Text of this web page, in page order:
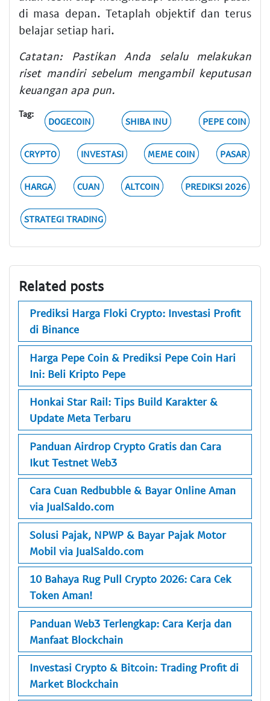
di masa depan. Tetaplah objektif dan terus
belajar setiap hari.
Catatan: Pastikan Anda selalu melakukan
riset mandiri sebelum mengambil keputusan
keuangan apa pun.
Tag:
DOGECOIN SHIBA INU PEPE COIN
CRYPTO INVESTASI MEME COIN PASAR
HARGA CUAN ALTCOIN PREDIKSI 2026
STRATEGI TRADING
Related posts
Prediksi Harga Floki Crypto: Investasi Profit
di Binance
Harga Pepe Coin & Prediksi Pepe Coin Hari
Ini: Beli Kripto Pepe
Honkai Star Rail: Tips Build Karakter &
Update Meta Terbaru
Panduan Airdrop Crypto Gratis dan Cara
Ikut Testnet Web3
Cara Cuan Redbubble & Bayar Online Aman
via JualSaldo.com
Solusi Pajak, NPWP & Bayar Pajak Motor
Mobil via JualSaldo.com
10 Bahaya Rug Pull Crypto 2026: Cara Cek
Token Aman!
Panduan Web3 Terlengkap: Cara Kerja dan
Manfaat Blockchain
Investasi Crypto & Bitcoin: Trading Profit di
Market Blockchain